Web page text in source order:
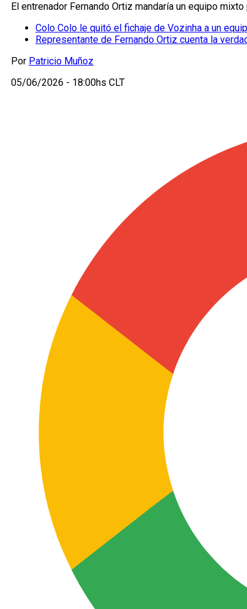
El entrenador Fernando Ortiz mandaría un equipo
Colo Colo le quitó el fichaje de Vozinha a un
Representante de Fernando Ortiz cuenta la
Por Patricio Muñoz
05/06/2026 - 18:00hs CLT